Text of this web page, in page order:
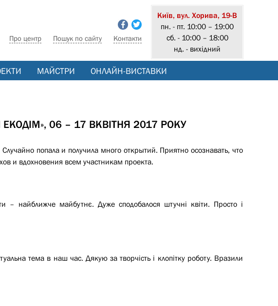
Про центр Пошук по сайту Контакти
Київ, вул. Хорива, 19-В
пн. - пт. 10:00 – 19:00
сб. - 10:00 – 18:00
нд. - вихідний
МАЙСТРИ ОНЛАЙН-ВИСТАВКИ
06 – 17 ВКВІТНЯ 2017 РОКУ
попала и получила много открытий. Приятно осознавать, что
и вдохновения всем участникам проекта.
– найближче майбутнє. Дуже сподобалося штучні квіти. Просто і
тема в наш час. Дякую за творчість і клопітку роботу. Вразили